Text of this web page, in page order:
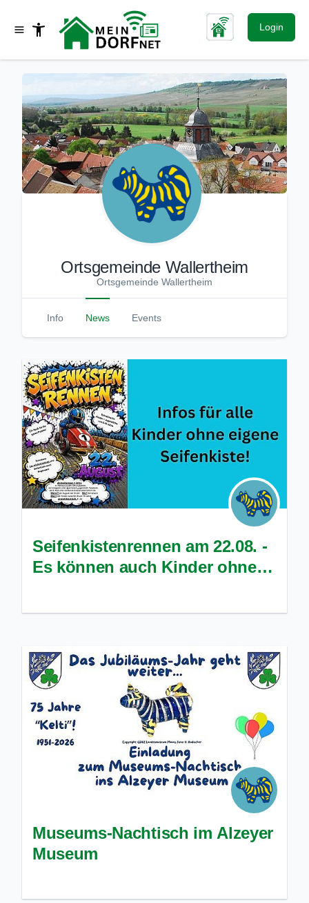
Login
Ortsgemeinde Wallertheim
Ortsgemeinde Wallertheim
Info News Events
Seifenkistenrennen am 22.08. -
Es können auch Kinder ohne
Museums-Nachtisch im Alzeyer
Museum